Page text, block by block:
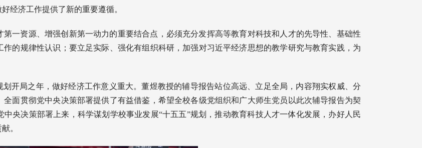
经济工作提供了新的重要遵循。
一资源、增强创新第一动力的重要结合点，必须充分发挥高等教育对科技和人才的先导性、基础性
的规律性认识；要立足实际、强化有组织科研，加强对习近平经济思想的教学研究与教育实践，为
划开局之年，做好经济工作意义重大。董煜教授的辅导报告站位高远、立足全局，内容翔实权威、分
面贯彻党中央决策部署提供了有益借鉴，希望全校各级党组织和广大师生党员以此次辅导报告为契
央决策部署上来，科学谋划学校事业发展“十五五”规划，推动教育科技人才一体化发展，办好人民
。